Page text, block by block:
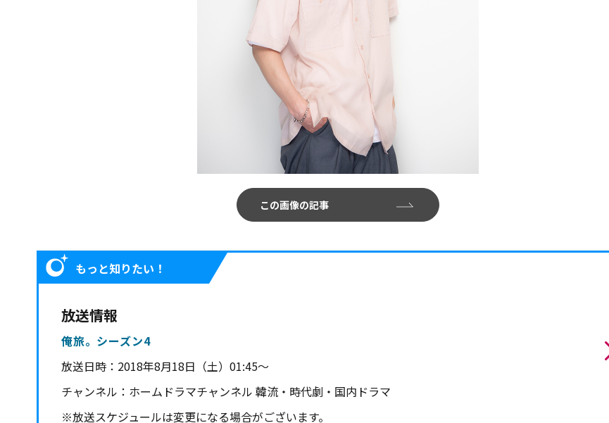
この画像の記事
もっと知りたい！
放送情報
俺旅。シーズン4
放送日時： 2018年8月18日（土）01:45～
チャンネル： ホームドラマチャンネル 韓流・時代劇・国内ドラマ
※放送スケジュールは変更になる場合がございます。